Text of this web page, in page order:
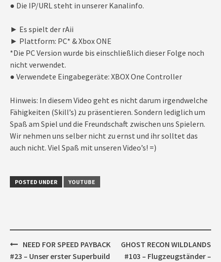
● Die IP/URL steht in unserer Kanalinfo.
► Es spielt der rAii
► Plattform: PC* & Xbox ONE
*Die PC Version wurde bis einschließlich dieser Folge noch
nicht verwendet.
● Verwendete Eingabegeräte: XBOX One Controller
Hinweis: In diesem Video geht es nicht darum irgendwelche
Fähigkeiten (Skill’s) zu präsentieren. Sondern lediglich um
Spaß am Spiel und die Freundschaft zwischen uns Spielern.
Wir nehmen uns selber nicht zu ernst und ihr solltet das
auch nicht. Viel Spaß mit unseren Video’s! =)
POSTED UNDER YOUTUBE
Post
navigation
NEED FOR SPEED PAYBACK
#23 – Unser erster Superbuild
GHOST RECON WILDLANDS
#103 – Flugzeugständer –